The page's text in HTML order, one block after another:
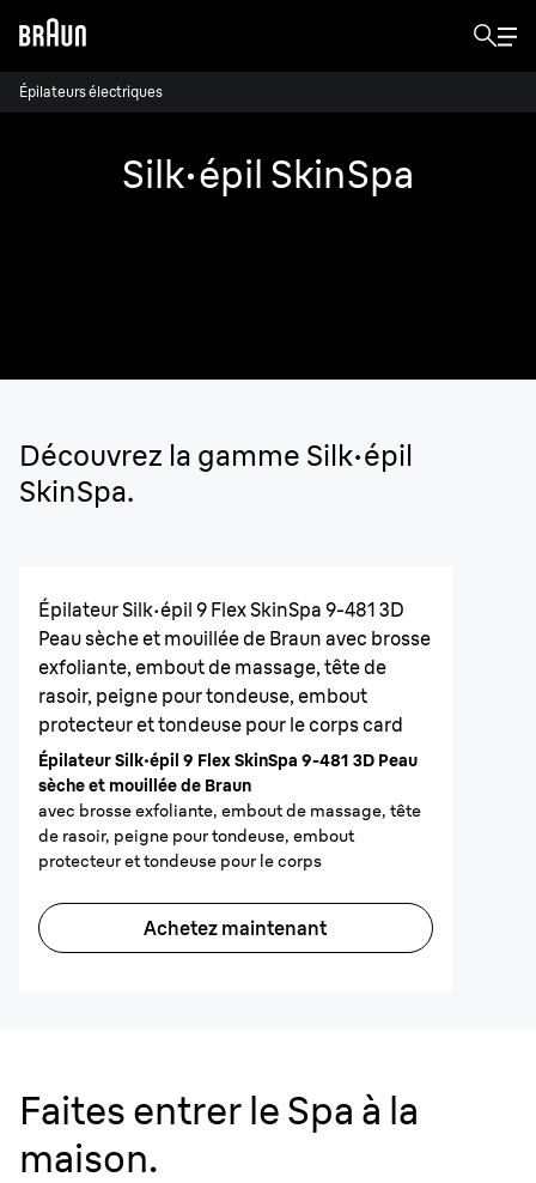
Épilateurs électriques
Silk·épil SkinSpa
Découvrez la gamme Silk·épil
SkinSpa.
Épilateur Silk·épil 9 Flex SkinSpa 9-481 3D
Peau sèche et mouillée de Braun avec brosse
exfoliante, embout de massage, tête de
rasoir, peigne pour tondeuse, embout
protecteur et tondeuse pour le corps card
Épilateur Silk·épil 9 Flex SkinSpa 9-481 3D Peau
sèche et mouillée de Braun
avec brosse exfoliante, embout de massage, tête
de rasoir, peigne pour tondeuse, embout
protecteur et tondeuse pour le corps
Achetez maintenant
Faites entrer le Spa à la
maison.